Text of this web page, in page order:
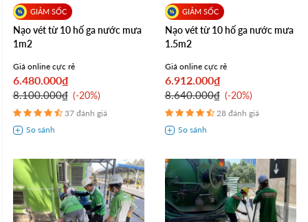
Nạo vét từ 10 hố ga nước mưa
1m2
Giá online cực rẻ
6.480.000₫
8.100.000₫ -20%
37 đánh giá
Nạo vét từ 10 hố ga nước mưa
1.5m2
Giá online cực rẻ
6.912.000₫
8.640.000₫ -20%
28 đánh giá